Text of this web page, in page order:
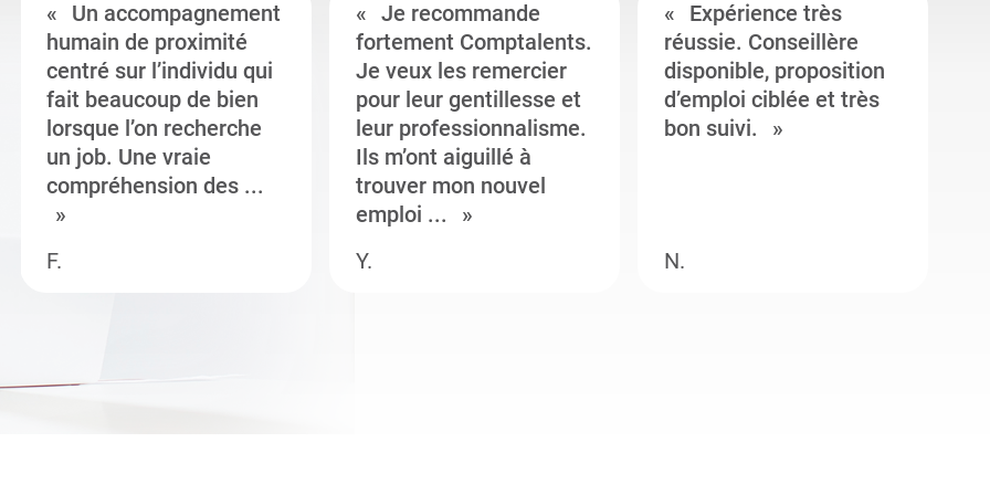
Un accompagnement
humain de proximité
centré sur l’individu qui
fait beaucoup de bien
lorsque l’on recherche
un job. Une vraie
compréhension des ...
F.
Je recommande
fortement Comptalents.
Je veux les remercier
pour leur gentillesse et
leur professionnalisme.
Ils m’ont aiguillé à
trouver mon nouvel
emploi ...
Y.
Expérience très
réussie. Conseillère
disponible, proposition
d’emploi ciblée et très
bon suivi.
N.